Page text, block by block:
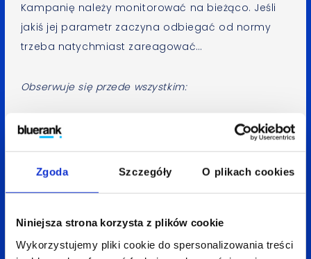
Zgoda Szczegóły O plikach cookies
Niniejsza strona korzysta z plików cookie
Wykorzystujemy pliki cookie do spersonalizowania treści
Kampanię należy monitorować na bieżąco. Jeśli
jakiś jej parametr zaczyna odbiegać od normy
trzeba natychmiast zareagować…
Obserwuje się przede wszystkim:
– ilość ruchu / liczbę kliknięć (jeśli nagle
spada, należy zareagować),
– poziom wydawanego budżetu,
– CTR (stosunek kliknięć do odsłon – jeden
z najważniejszych parametrów kampanii,